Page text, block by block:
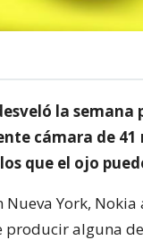
la semana
cámara de 41
que el ojo
York,
producir alguna